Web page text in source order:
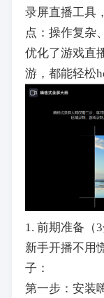
录屏直播工具
点：操作复杂
优化了游戏直
游，都能轻松
1. 前期准备（
新手开播不用
子：
第一步：安装